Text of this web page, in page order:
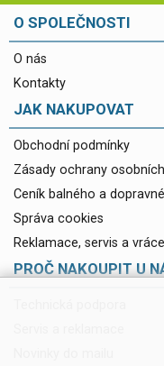
O SPOLEČNOSTI
O nás
Kontakty
JAK NAKUPOVAT
Obchodní podmínky
Zásady ochrany
Ceník balného a
Správa cookies
Reklamace, servis a
PROČ NAKOUPIT U